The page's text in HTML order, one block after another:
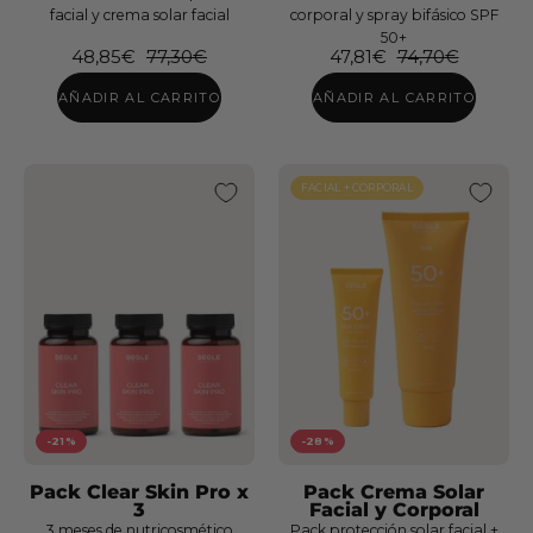
Pack
Nutrición
Piel
Seca
Global
Pack
Doble
Limpieza
+
Firming
Peptides
Pro
x
facial y crema solar facial
48,85€ 77,30€
AÑADIR AL CARRITO
corporal y spray bifásico SPF
50+
47,81€ 74,70€
AÑADIR AL CARRITO
-21%
Pack Clear Skin Pro x
3
-28%
FACIAL + CORPORAL
Pack Crema Solar
Facial y Corporal